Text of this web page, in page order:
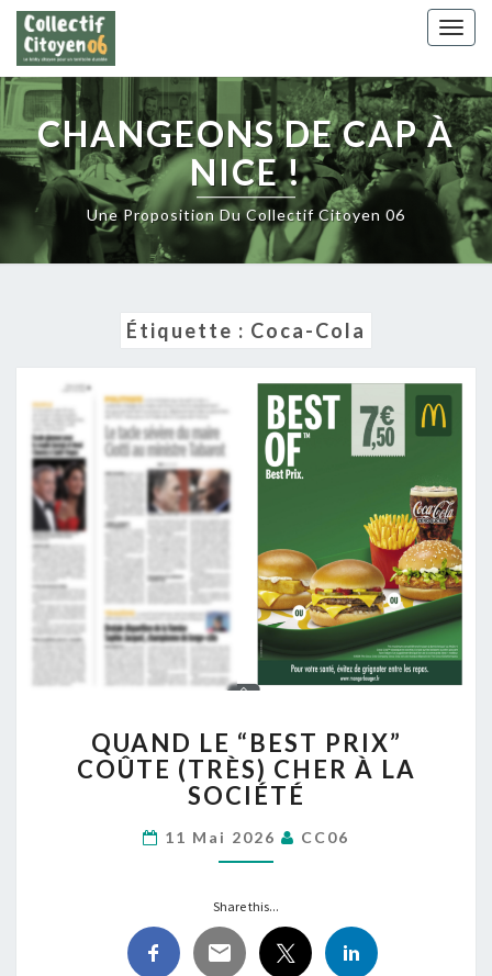
Skip
content
CHANGEONS DE CAP À
NICE !
Une Proposition Du Collectif Citoyen 06
Étiquette : Coca-Cola
LE
“BEST
PRIX”
(TRÈS)
CHER
LA
SOCIÉTÉ
QUAND LE “BEST PRIX”
COÛTE (TRÈS) CHER À LA
SOCIÉTÉ
11 Mai 2026 CC06
Share this...